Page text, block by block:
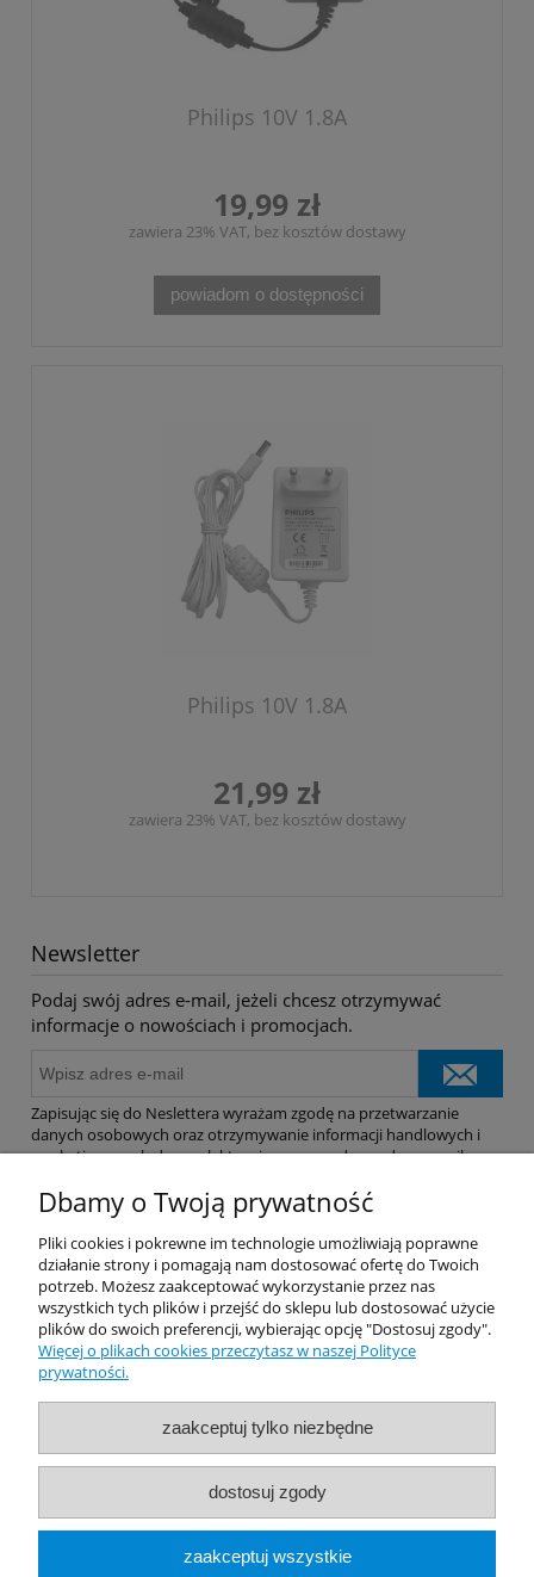
Philips 10V 1.8A
19,99 zł
zawiera 23% VAT, bez kosztów dostawy
powiadom o dostępności
Philips 10V 1.8A
21,99 zł
zawiera 23% VAT, bez kosztów dostawy
Newsletter
Podaj swój adres e-mail, jeżeli chcesz otrzymywać
informacje o nowościach i promocjach.
Zapisując się do Neslettera wyrażam zgodę na przetwarzanie
danych osobowych oraz otrzymywanie informacji handlowych i
marketingowych drogą elektroniczną na podany adres e-mail.
Pomoc
Dostawa
Moje konto
O firmie
Rekomendowane Strony
Dbamy o Twoją prywatność
Pliki cookies i pokrewne im technologie umożliwiają poprawne
działanie strony i pomagają nam dostosować ofertę do Twoich
potrzeb. Możesz zaakceptować wykorzystanie przez nas
wszystkich tych plików i przejść do sklepu lub dostosować użycie
plików do swoich preferencji, wybierając opcję "Dostosuj zgody".
Więcej o plikach cookies przeczytasz w naszej Polityce
prywatności.
zaakceptuj tylko niezbędne
dostosuj zgody
zaakceptuj wszystkie